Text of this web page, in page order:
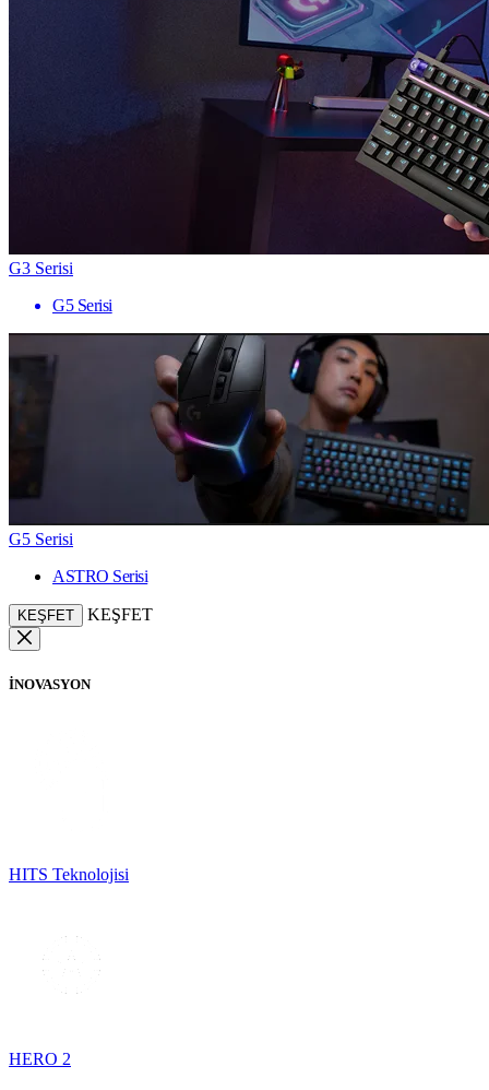
G3 Serisi
G5 Serisi
G5 Serisi
ASTRO Serisi
KEŞFET KEŞFET
İNOVASYON
HITS Teknolojisi
HERO 2